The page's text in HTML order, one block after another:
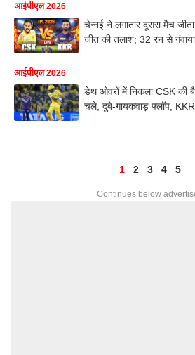
आईपीएल 2026
चेन्नई ने लगातार दूसरा मैच
जीत की तलाश; 32 रन से
आईपीएल 2026
डेथ ओवरों में निकला CSK की
चले, दुबे-गायकवाड़ फ्लॉप,
1 2 3 4 5
Continues below